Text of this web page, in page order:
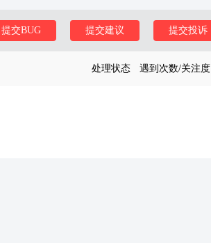
提交投诉
提交建议
提交BUG
处理状态 遇到次数/关注度